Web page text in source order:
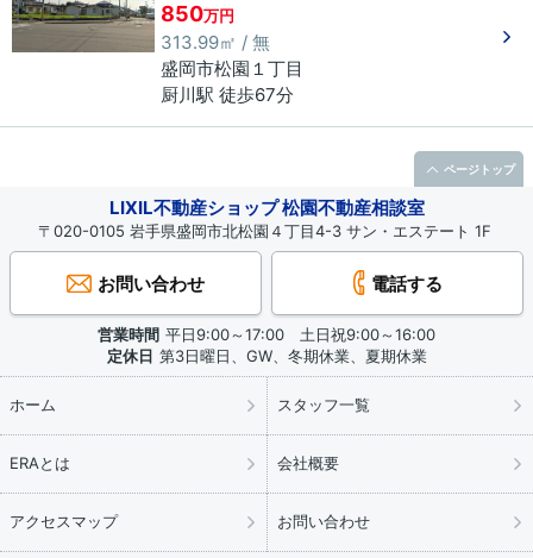
850万円
313.99㎡ / 無
盛岡市松園 １丁目
厨川駅 徒歩67分
LIXIL不動産ショップ 松園不動産相談室
〒020-0105 岩手県盛岡市北松園４丁目4-3 サン・エステート 1F
お問い合わせ 電話する
営業時間 平日9:00～17:00 土日祝9:00～16:00
定休日 第3日曜日、GW、冬期休業、夏期休業
ホーム スタッフ一覧
ERAとは 会社概要
アクセスマップ お問い合わせ
ページトップ